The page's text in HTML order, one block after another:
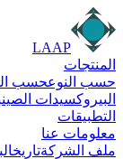
LAAP
المنتجات
حسب النوعحسب
البيروكسيدات الصين
التطبيقات
معلومات عنا
ملف الشركةتاريخ